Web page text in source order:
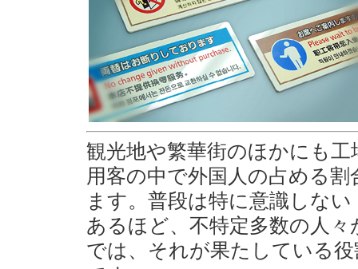
観光地や繁華街のほかにも
用客の中で外国人の占める
ます。普段は特に意識しな
あるほど、不特定多数の人
では、それが果たしている